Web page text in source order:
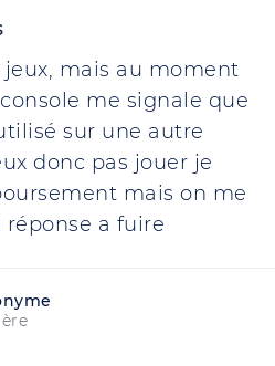
mais au moment
me signale que
sur une autre
donc pas jouer je
mais on me
a fuire